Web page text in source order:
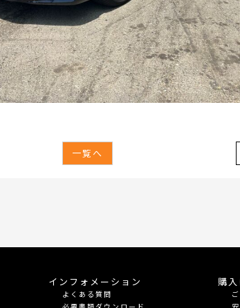
一覧へ
インフォメーション
よくある質問
購